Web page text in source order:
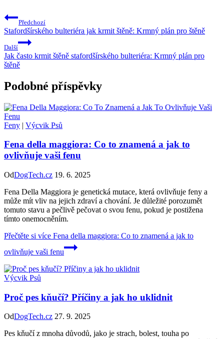
Předchozí
Stafordšírského bulteriéra jak krmit štěně: Krmný plán pro štěně
Další
Jak často krmit štěně stafordšírského bulteriéra: Krmný plán pro
štěně
Podobné příspěvky
Feny | Výcvik Psů
Fena della maggiora: Co to znamená a jak to
ovlivňuje vaši fenu
OdDogTech.cz 19. 6. 2025
Fena Della Maggiora je genetická mutace, která ovlivňuje feny a
může mít vliv na jejich zdraví a chování. Je důležité porozumět
tomuto stavu a pečlivě pečovat o svou fenu, pokud je postižena
tímto onemocněním.
Přečtěte si více Fena della maggiora: Co to znamená a jak to
ovlivňuje vaši fenu
Výcvik Psů
Proč pes kňučí? Příčiny a jak ho uklidnit
OdDogTech.cz 27. 9. 2025
Pes kňučí z mnoha důvodů, jako je strach, bolest, touha po